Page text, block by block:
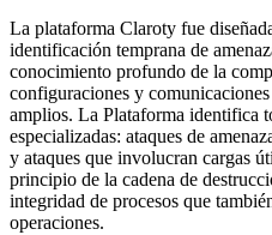
La plataforma Claroty fue
identificación temprana de
conocimiento profundo de la
configuraciones y
amplios. La Plataforma identifica
especializadas: ataques de
y ataques que involucran cargas
principio de la cadena de
integridad de procesos que
operaciones.